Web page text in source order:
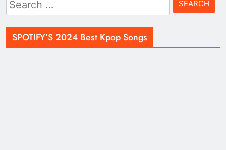
for:
SPOTIFY’S 2024 Best Kpop Songs